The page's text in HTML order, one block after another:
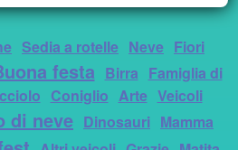
Sedia a rotelle Neve Fiori
festa Birra Famiglia di
Coniglio Arte Veicoli
di neve Dinosauri Mamma